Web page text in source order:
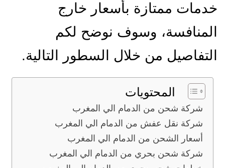
خدمات ممتازة بأسعار خارج
المنافسة، وسوف نوضح لكم
التفاصيل من خلال السطور التالية.
المحتويات
شركة شحن من الدمام الي المغرب
شركة نقل عفش من الدمام الي المغرب
أسعار الشحن من الدمام الي المغرب
شركة شحن بحري من الدمام الي المغرب